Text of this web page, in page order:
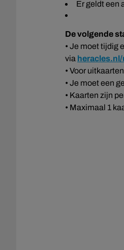
Er geldt een
De volgende
• Je moet tijdig
via heracles.nl/
• Voor
• Je moet een
• Kaarten zijn
• Maximaal 1